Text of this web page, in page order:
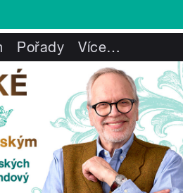
Pořady Více…